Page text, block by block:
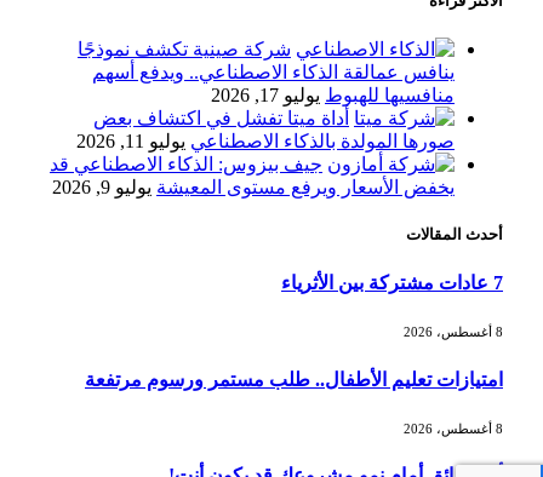
أسعار النفط ترتفع وسط ترقب نتائج
«طيران الرياض» يدشن أولى رحلاته إلى
مومباي ويضيف الوجهة التشغيلية الثامنة
مزاولة الأنشطة المالية عابرة الحدود
تطوير للبيئة الاستثمارية
الذهب يسجل أعلى مستوى في أسبوعين
بدعم من تراجع الدولار
شركة صينية تكشف نموذجًا
ينافس عمالقة الذكاء الاصطناعي.. ويدفع أسهم
منافسيها للهبوط يوليو 17, 2026
أداة ميتا تفشل في اكتشاف بعض
صورها المولدة بالذكاء الاصطناعي يوليو 11, 2026
جيف بيزوس: الذكاء الاصطناعي قد
يخفض الأسعار ويرفع مستوى المعيشة يوليو 9, 2026
أحدث المقالات
7 عادات مشتركة بين الأثرياء
8 أغسطس، 2026
امتيازات تعليم الأطفال.. طلب مستمر ورسوم مرتفعة
8 أغسطس، 2026